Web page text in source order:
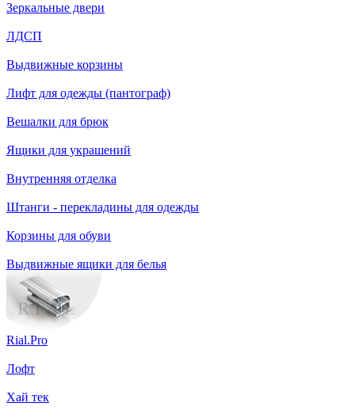
Зеркальные двери
ЛДСП
Выдвижные корзины
Лифт для одежды (пантограф)
Вешалки для брюк
Ящики для украшений
Внутренняя отделка
Штанги - перекладины для одежды
Корзины для обуви
Выдвижные ящики для белья
Rial.Pro
Лофт
Хай тек